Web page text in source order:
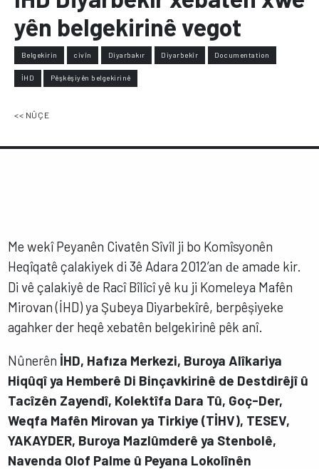
yên belgekirinê vegot
Belgekirin civîn Diyarbakır Diyarbekîr Documentation
İHD Pêşkêşiyên belgekirinê
<< NÛÇE
Me wekî Peyanên Civatên Sîvîl ji bo Komîsyonên
Heqîqatê çalakiyek di 3ê Adara 2012’an deamade kir.
Di vê çalakiyê de Racî Bîlîcî yê ku ji Komeleya Mafên
Mirovan (İHD) ya Şubeya Diyarbekîrê, berpêşiyeke
agahker der heqê xebatên belgekirinê pêk anî.
Nûnerên İHD, Hafıza Merkezi, Buroya Alîkariya
Hiqûqî ya Hemberê Di Binçavkirinê de Destdirêjî û
Tacîzên Zayendî, Kolektîfa Dara Tû, Goç-Der,
Weqfa Mafên Mirovan ya Tirkiye (TİHV), TESEV,
YAKAYDER, Buroya Mazlûmderê ya Stenbolê,
Navenda Olof Palme û Peyana Lokolînên